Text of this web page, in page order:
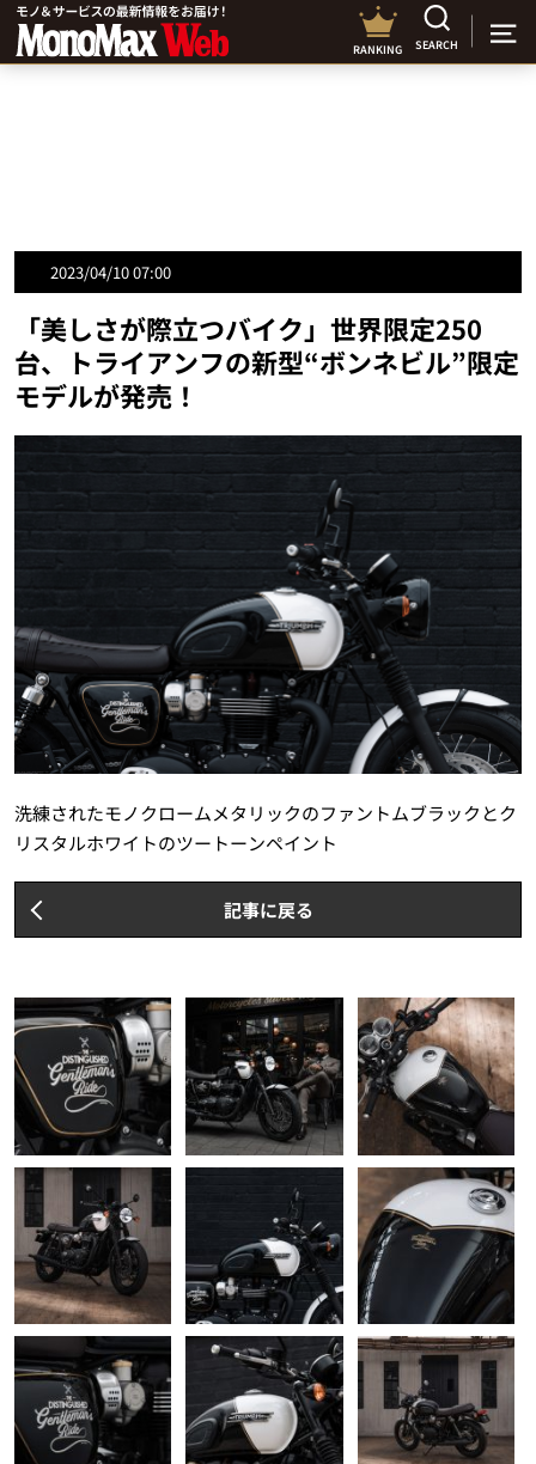
RANKING SEARCH
2023/04/10 07:00
「美しさが際立つバイク」世界限定250
台、トライアンフの新型“ボンネビル”限定
モデルが発売！
洗練されたモノクロームメタリックのファントムブラックとク
リスタルホワイトのツートーンペイント
記事に戻る